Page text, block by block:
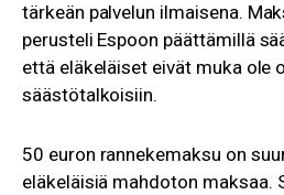
tärkeän palvelun ilmaisena.
perusteli Espoon päättämillä
että eläkeläiset eivät muka ole
säästötalkoisiin.
50 euron rannekemaksu on
eläkeläisiä mahdoton maksaa.